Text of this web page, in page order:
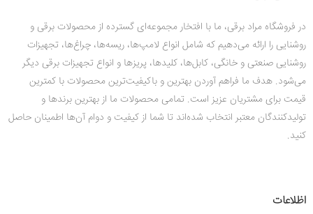
در فروشگاه مراد برقی، ما با افتخار مجموعه‌ای گسترده از محصولات برقی و
روشنایی را ارائه می‌دهیم که شامل انواع لامپ‌ها، ریسه‌ها، چراغ‌ها، تجهیزات
روشنایی صنعتی و خانگی، کابل‌ها، کلیدها، پریزها و انواع تجهیزات برقی دیگر
می‌شود. هدف ما فراهم آوردن بهترین و باکیفیت‌ترین محصولات با کمترین
قیمت‌ برای مشتریان عزیز است. تمامی محصولات ما از بهترین برندها و
تولیدکنندگان معتبر انتخاب شده‌اند تا شما از کیفیت و دوام آن‌ها اطمینان حاصل
کنید.
اظلاعات